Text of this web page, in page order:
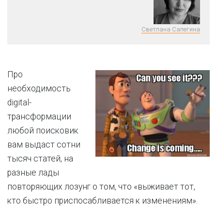
Светлана Сапегина
Про
необходимость
digital-
трансформации
любой поисковик
вам выдаст сотни
тысяч статей, на
разные лады
повторяющих лозунг о том, что «выживает тот,
кто быстро приспосабливается к изменениям».